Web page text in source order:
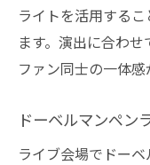
ライトを活用する
ます。演出に合わせ
ファン同士の一体感
ドーベルマンペン
ライブ会場でドー